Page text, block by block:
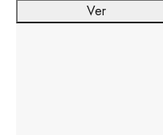
Ver